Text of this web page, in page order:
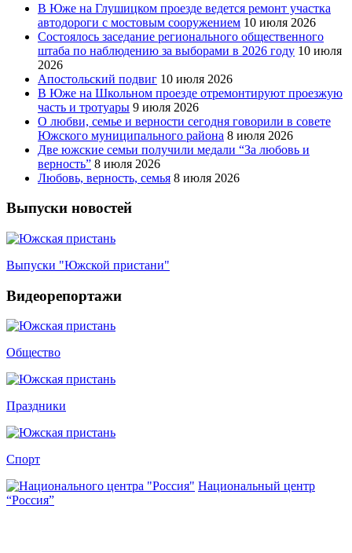
В Юже на Глушицком проезде ведется ремонт участка
автодороги с мостовым сооружением 10 июля 2026
Состоялось заседание регионального общественного
штаба по наблюдению за выборами в 2026 году 10 июля
2026
Апостольский подвиг 10 июля 2026
В Юже на Школьном проезде отремонтируют проезжую
часть и тротуары 9 июля 2026
О любви, семье и верности сегодня говорили в совете
Южского муниципального района 8 июля 2026
Две южские семьи получили медали “За любовь и
верность” 8 июля 2026
Любовь, верность, семья 8 июля 2026
Выпуски новостей
Выпуски "Южской пристани"
Видеорепортажи
Общество
Праздники
Спорт
Национальный центр
“Россия”